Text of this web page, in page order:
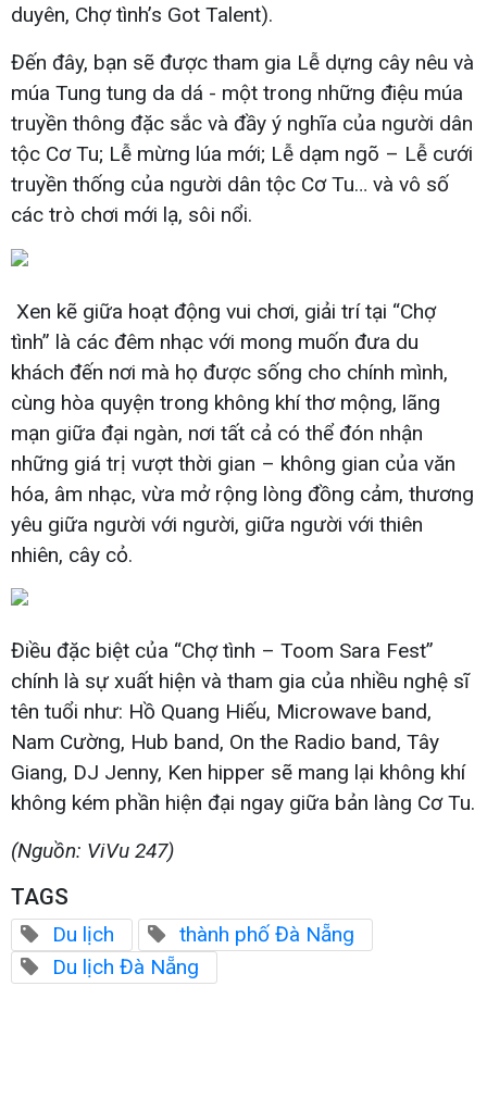
duyên, Chợ tình’s Got Talent).
Đến đây, bạn sẽ được tham gia Lễ dựng cây nêu và
múa Tung tung da dá - một trong những điệu múa
truyền thông đặc sắc và đầy ý nghĩa của người dân
tộc Cơ Tu; Lễ mừng lúa mới; Lễ dạm ngõ – Lễ cưới
truyền thống của người dân tộc Cơ Tu… và vô số
các trò chơi mới lạ, sôi nổi.
Xen kẽ giữa hoạt động vui chơi, giải trí tại “Chợ
tình” là các đêm nhạc với mong muốn đưa du
khách đến nơi mà họ được sống cho chính mình,
cùng hòa quyện trong không khí thơ mộng, lãng
mạn giữa đại ngàn, nơi tất cả có thể đón nhận
những giá trị vượt thời gian – không gian của văn
hóa, âm nhạc, vừa mở rộng lòng đồng cảm, thương
yêu giữa người với người, giữa người với thiên
nhiên, cây cỏ.
Điều đặc biệt của “Chợ tình – Toom Sara Fest”
chính là sự xuất hiện và tham gia của nhiều nghệ sĩ
tên tuổi như: Hồ Quang Hiếu, Microwave band,
Nam Cường, Hub band, On the Radio band, Tây
Giang, DJ Jenny, Ken hipper sẽ mang lại không khí
không kém phần hiện đại ngay giữa bản làng Cơ Tu.
(Nguồn: ViVu 247)
TAGS
Du lịch
thành phố Đà Nẵng
Du lịch Đà Nẵng